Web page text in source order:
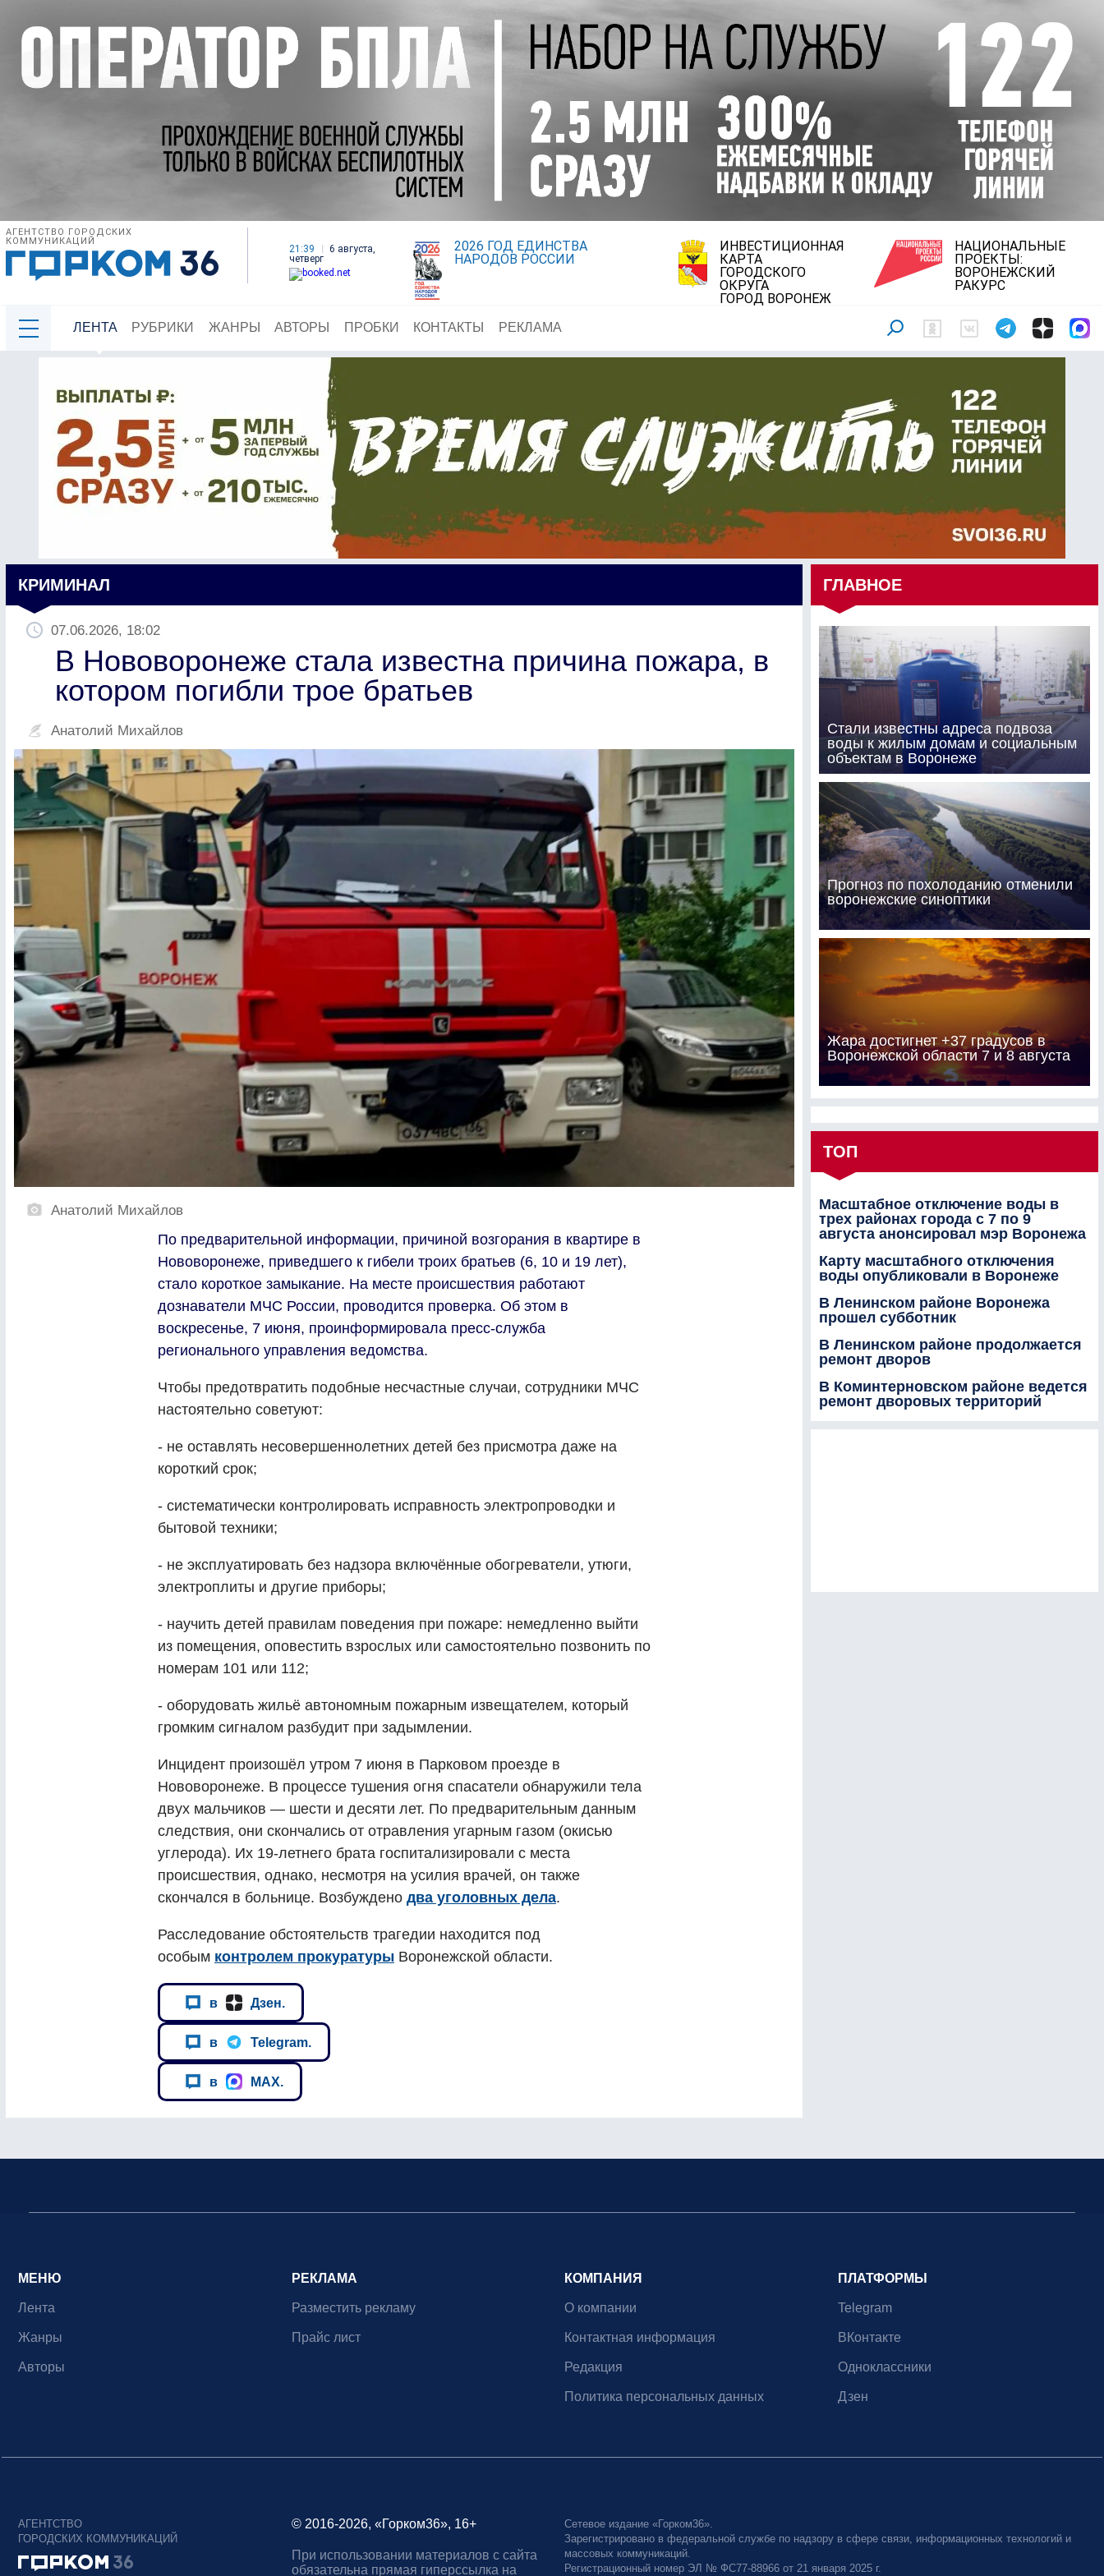
АГЕНТСТВО ГОРОДСКИХ
КОММУНИКАЦИЙ
21:39
6 августа,
четверг
2026 ГОД ЕДИНСТВА
НАРОДОВ РОССИИ
ИНВЕСТИЦИОННАЯ
КАРТА
ГОРОДСКОГО
ОКРУГА
ГОРОД ВОРОНЕЖ
НАЦИОНАЛЬНЫЕ
ПРОЕКТЫ:
ВОРОНЕЖСКИЙ
РАКУРС
ЛЕНТА РУБРИКИ ЖАНРЫ АВТОРЫ ПРОБКИ КОНТАКТЫ РЕКЛАМА
КРИМИНАЛ
07.06.2026, 18:02
В Нововоронеже стала известна причина пожара, в
котором погибли трое братьев
Анатолий Михайлов
Анатолий Михайлов
По предварительной информации, причиной возгорания в квартире в
Нововоронеже, приведшего к гибели троих братьев (6, 10 и 19 лет),
стало короткое замыкание. На месте происшествия работают
дознаватели МЧС России, проводится проверка. Об этом в
воскресенье, 7 июня, проинформировала пресс-служба
регионального управления ведомства.
Чтобы предотвратить подобные несчастные случаи, сотрудники МЧС
настоятельно советуют:
- не оставлять несовершеннолетних детей без присмотра даже на
короткий срок;
- систематически контролировать исправность электропроводки и
бытовой техники;
- не эксплуатировать без надзора включённые обогреватели, утюги,
электроплиты и другие приборы;
- научить детей правилам поведения при пожаре: немедленно выйти
из помещения, оповестить взрослых или самостоятельно позвонить по
номерам 101 или 112;
- оборудовать жильё автономным пожарным извещателем, который
громким сигналом разбудит при задымлении.
Инцидент произошёл утром 7 июня в Парковом проезде в
Нововоронеже. В процессе тушения огня спасатели обнаружили тела
двух мальчиков — шести и десяти лет. По предварительным данным
следствия, они скончались от отравления угарным газом (окисью
углерода). Их 19-летнего брата госпитализировали с места
происшествия, однако, несмотря на усилия врачей, он также
скончался в больнице. Возбуждено два уголовных дела.
Расследование обстоятельств трагедии находится под
особым контролем прокуратуры Воронежской области.
в Дзен.
в Telegram.
в MAX.
ГЛАВНОЕ
Стали известны адреса подвоза
воды к жилым домам и социальным
объектам в Воронеже
Прогноз по похолоданию отменили
воронежские синоптики
Жара достигнет +37 градусов в
Воронежской области 7 и 8 августа
ТОП
Масштабное отключение воды в
трех районах города с 7 по 9
августа анонсировал мэр Воронежа
Карту масштабного отключения
воды опубликовали в Воронеже
В Ленинском районе Воронежа
прошел субботник
В Ленинском районе продолжается
ремонт дворов
В Коминтерновском районе ведется
ремонт дворовых территорий
МЕНЮ
Лента
Жанры
Авторы
РЕКЛАМА
Разместить рекламу
Прайс лист
КОМПАНИЯ
О компании
Контактная информация
Редакция
Политика персональных данных
ПЛАТФОРМЫ
Telegram
ВКонтакте
Одноклассники
Дзен
АГЕНТСТВО
ГОРОДСКИХ КОММУНИКАЦИЙ
© 2016-2026, «Горком36», 16+
При использовании материалов с сайта
обязательна прямая гиперссылка на
Сетевое издание «Горком36».
Зарегистрировано в федеральной службе по надзору в сфере связи, информационных технологий и
массовых коммуникаций.
Регистрационный номер ЭЛ № ФС77-88966 от 21 января 2025 г.